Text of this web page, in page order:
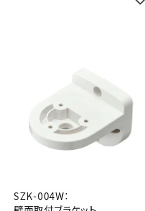
SZK-004W：